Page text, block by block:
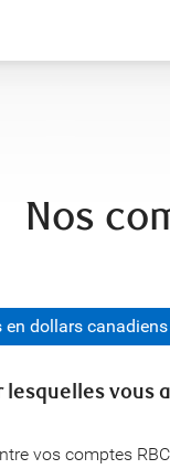
Nos
en dollars canadiens
lesquelles vous
vos comptes RBC